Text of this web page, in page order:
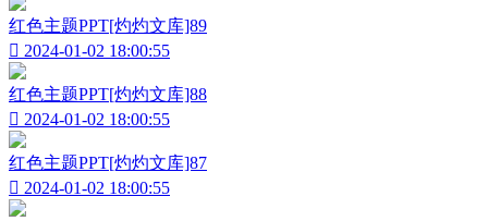
红色主题PPT[灼灼文库]89
 2024-01-02 18:00:55
红色主题PPT[灼灼文库]88
 2024-01-02 18:00:55
红色主题PPT[灼灼文库]87
 2024-01-02 18:00:55